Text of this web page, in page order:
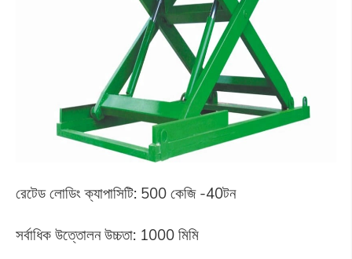
রেটেড লোডিং ক্যাপাসিটি: 500 কেজি -40টন
সর্বাধিক উত্তোলন উচ্চতা: 1000 মিমি